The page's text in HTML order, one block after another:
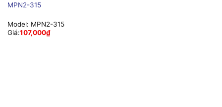
MPN2-315
Model: MPN2-315
Giá:107,000₫